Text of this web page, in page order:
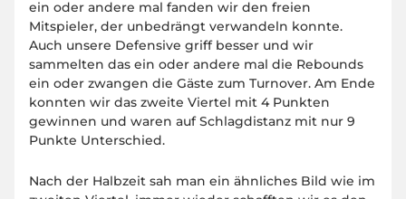
ein oder andere mal fanden wir den freien
Mitspieler, der unbedrängt verwandeln konnte.
Auch unsere Defensive griff besser und wir
sammelten das ein oder andere mal die Rebounds
ein oder zwangen die Gäste zum Turnover. Am Ende
konnten wir das zweite Viertel mit 4 Punkten
gewinnen und waren auf Schlagdistanz mit nur 9
Punkte Unterschied.
Nach der Halbzeit sah man ein ähnliches Bild wie im